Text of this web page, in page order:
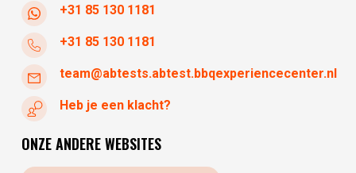
+31 85 130 1181
+31 85 130 1181
team@abtests.abtest.bbqexperiencecenter.nl
Heb je een klacht?
ONZE ANDERE WEBSITES